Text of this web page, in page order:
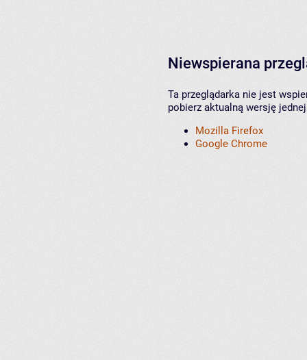
Niewspierana
Ta przeglądarka nie jest
pobierz aktualną wersję
Mozilla Firefox
Google Chrome